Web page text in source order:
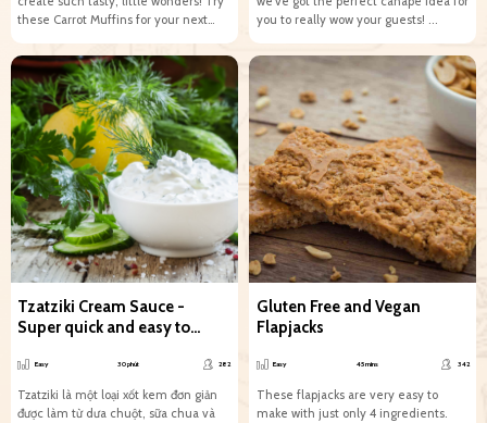
these Carrot Muffins for your next
you to really wow your guests! ...
Tzatziki Cream Sauce -
Super quick and easy to
Easy 30 phút 282
Tzatziki là một loại xốt kem đơn giản
được làm từ dưa chuột, sữa chua và
Gluten Free and Vegan
Flapjacks
Easy 45 mins 342
These flapjacks are very easy to
make with just only 4 ingredients.